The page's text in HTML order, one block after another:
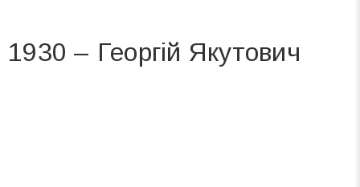
1930 – Георгій Якутович